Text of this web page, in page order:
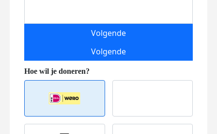
Volgende
Volgende